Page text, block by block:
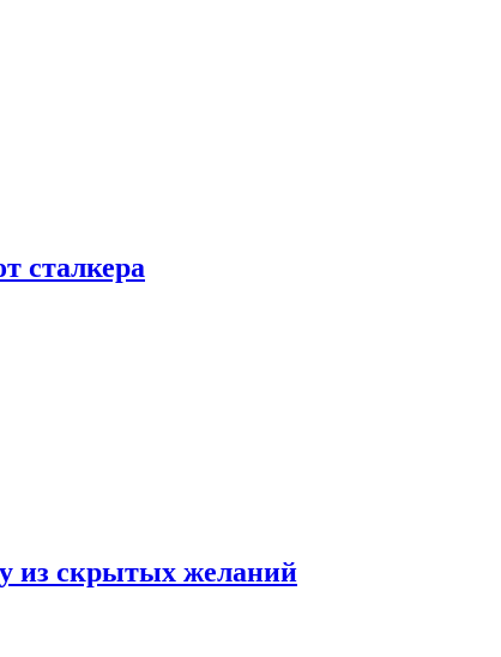
сталкера
из скрытых желаний